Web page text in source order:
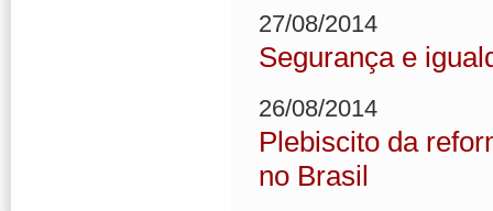
27/08/2014
Segurança e
26/08/2014
Plebiscito da
no Brasil